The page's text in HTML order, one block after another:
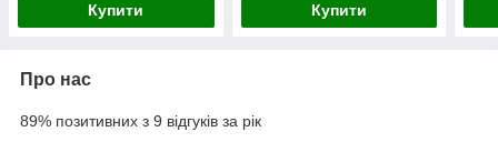
Купити Купити
Про нас
89% позитивних з 9 відгуків за рік